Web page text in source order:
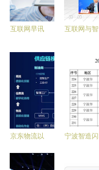
互联网早讯
村、教培巨
头转型素质
赛道，京东
图书激战线
上沙场
互联网与智
慧工厂与智
慧工业整体
规划建设方
案
京东物流以
应链 引领
宁波智造闪
业勇夺工信